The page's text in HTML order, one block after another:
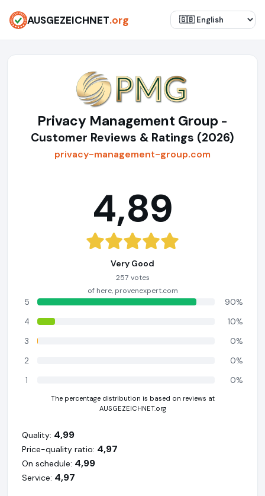
AUSGEZEICHNET.org
Privacy Management Group -
Customer Reviews & Ratings (2026)
privacy-management-group.com
4,89
Very Good
257 votes
of here, provenexpert.com
5
90%
4
10%
3
0%
2
0%
1
0%
The percentage distribution is based on reviews at
AUSGEZEICHNET.org
Quality: 4,99
Price-quality ratio: 4,97
On schedule: 4,99
Service: 4,97